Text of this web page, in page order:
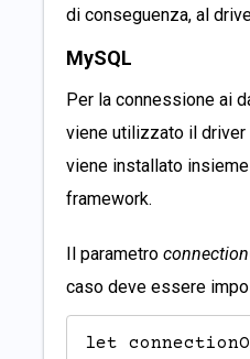
di conseguenza, al
MySQL
Per la connessione ai
viene utilizzato il driver
viene installato
framework.
Il parametro
caso deve essere
let